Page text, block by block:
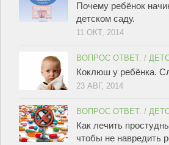
Почему ребёнок
детском саду.
11 ОКТ, 2014
ВОПРОС ОТВЕТ. /
Коклюш у ребёнка.
23 АВГ, 2014
ВОПРОС ОТВЕТ. /
Как лечить
чтобы не навредить